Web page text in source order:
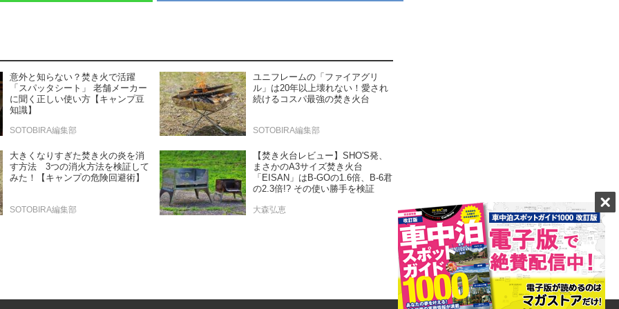
意外と知らない？焚き火で活躍
「スパッタシート」 老舗メーカー
に聞く正しい使い方【キャンプ豆
知識】
SOTOBIRA編集部
ユニフレームの「ファイアグリ
ル」は20年以上壊れない！愛され
続けるコスパ最強の焚き火台
SOTOBIRA編集部
大きくなりすぎた焚き火の炎を消
す方法 3つの消火方法を検証して
みた！【キャンプの危険回避術】
SOTOBIRA編集部
【焚き火台レビュー】SHO'S発、
まさかのA3サイズ焚き火台
「EISAN」はB-GOの1.6倍、B-6君
の2.3倍!? その使い勝手を検証
大森弘恵